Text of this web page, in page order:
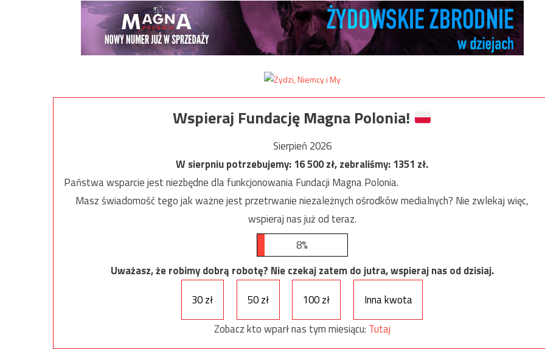
Wspieraj Fundację Magna Polonia!
Sierpień 2026
W sierpniu potrzebujemy:16 500zł, zebraliśmy:1351 zł.
Państwa wsparcie jest niezbędne dla funkcjonowania Fundacji Magna Polonia.
Masz świadomość tego jak ważne jest przetrwanie niezależnych ośrodków medialnych? Nie zwlekaj więc,
wspieraj nas już od teraz.
8%
Uważasz, że robimy dobrą robotę? Nie czekaj zatem do jutra, wspieraj nas od dzisiaj.
30 zł
50 zł 100 zł
Inna kwota
Zobacz kto wparł nas tym miesiącu: Tutaj